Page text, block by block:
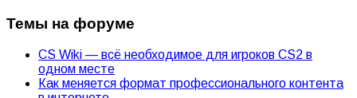
Темы на форуме
CS Wiki — всё необходимое для игроков CS2 в
одном месте
Как меняется формат профессионального контента